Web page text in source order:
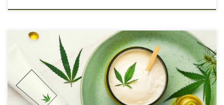
Olej CBD zyskuje coraz większą popularność – stosuje się go przy
problemach ze snem, stresie lub dla ogólnego wsparcia
samopoczucia. Ale jedno pytanie często pozostaje bez
odpowiedzi: Jak długo olej CBD zachowuje świeżość i jak